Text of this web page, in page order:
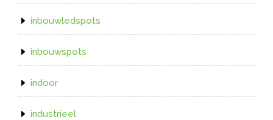
inbouwledspots
inbouwspots
indoor
industrieel